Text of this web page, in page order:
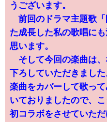
うございます。
前回のドラマ主題歌「
た成長した私の歌唱に
思います。
そして今回の楽曲は、
下ろしていただきまし
楽曲をカバーして歌っ
いておりましたので、
初コラボをさせていた